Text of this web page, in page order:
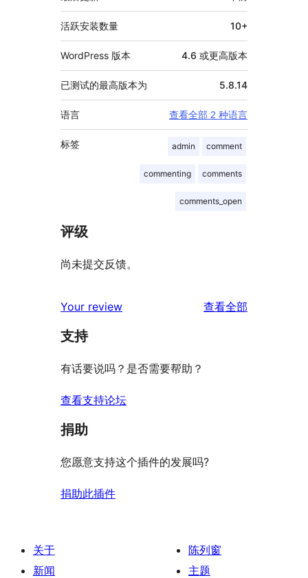
息
活跃安装数量 10+
WordPress 版本 4.6 或更高版本
已测试的最高版本为 5.8.14
语言 查看全部 2 种语言
标签 admin comment
commenting comments
comments_open
评级
尚未提交反馈。
Your review 查看全部
支持
有话要说吗？是否需要帮助？
查看支持论坛
捐助
您愿意支持这个插件的发展吗?
捐助此插件
关于
新闻
陈列窗
主题